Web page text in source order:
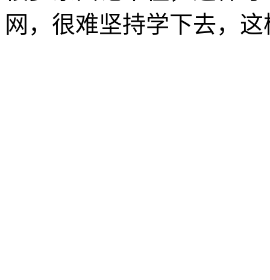
网，很难坚持学下去，